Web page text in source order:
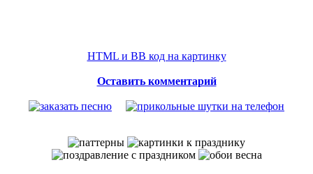
HTML и BB код на картинку
Оставить комментарий